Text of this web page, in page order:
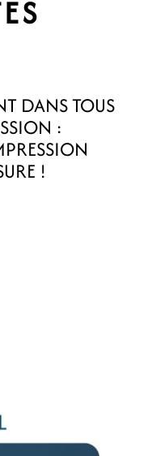
DANS TOUS
:
!